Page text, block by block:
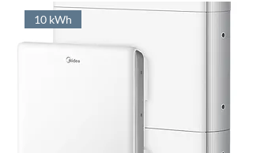
10 kWh